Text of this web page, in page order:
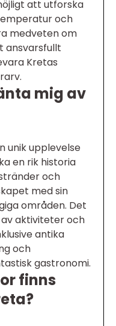
att utforska
och
medveten om
ansvarsfullt
Kretas
mig av
unik upplevelse
en rik historia
och
med sin
områden. Det
aktiviteter och
antika
och
gastronomi.
finns